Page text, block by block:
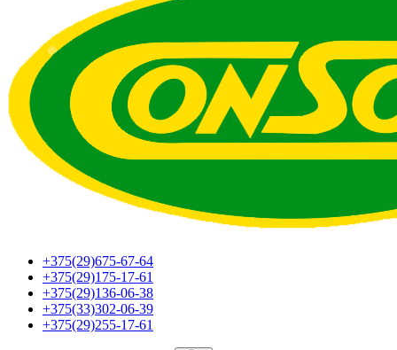
+375(29)675-67-64
+375(29)175-17-61
+375(29)136-06-38
+375(33)302-06-39
+375(29)255-17-61